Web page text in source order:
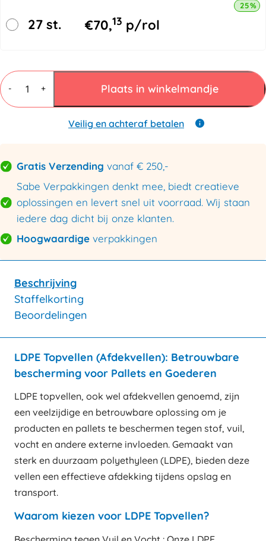
27 st. €70,13 p/rol
25%
-
LDPE
Afdekvellen
1500x1800mm
50my
+ Plaats in winkelmandje
Veilig en achteraf betalen
Gratis Verzending vanaf € 250,-
Sabe Verpakkingen denkt mee, biedt creatieve
oplossingen en levert snel uit voorraad. Wij staan
iedere dag dicht bij onze klanten.
Hoogwaardige verpakkingen
Beschrijving
Staffelkorting
Beoordelingen
LDPE Topvellen (Afdekvellen): Betrouwbare
bescherming voor Pallets en Goederen
LDPE topvellen, ook wel afdekvellen genoemd, zijn
een veelzijdige en betrouwbare oplossing om je
producten en pallets te beschermen tegen stof, vuil,
vocht en andere externe invloeden. Gemaakt van
sterk en duurzaam polyethyleen (LDPE), bieden deze
vellen een effectieve afdekking tijdens opslag en
transport.
Waarom kiezen voor LDPE Topvellen?